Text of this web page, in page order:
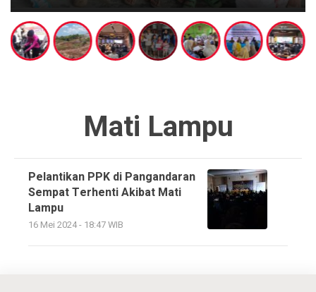
Mati Lampu
Pelantikan PPK di Pangandaran
Sempat Terhenti Akibat Mati
Lampu
16 Mei 2024 - 18:47 WIB